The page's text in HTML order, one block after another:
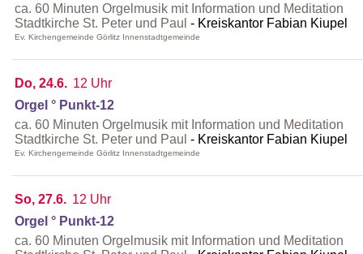
ca. 60 Minuten Orgelmusik mit Information und Meditation
Stadtkirche St. Peter und Paul
Kreiskantor Fabian Kiupel
Ev. Kirchengemeinde Görlitz Innenstadtgemeinde
Do, 24.6. 12 Uhr
Orgel ° Punkt-12
ca. 60 Minuten Orgelmusik mit Information und Meditation
Stadtkirche St. Peter und Paul
Kreiskantor Fabian Kiupel
Ev. Kirchengemeinde Görlitz Innenstadtgemeinde
So, 27.6. 12 Uhr
Orgel ° Punkt-12
ca. 60 Minuten Orgelmusik mit Information und Meditation